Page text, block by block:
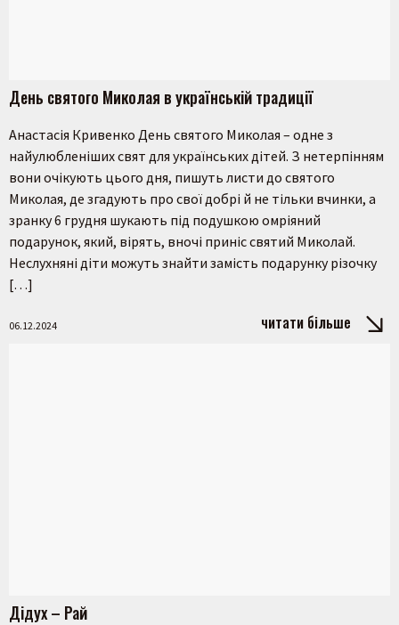
День святого Миколая в українській традиції
Анастасія Кривенко День святого Миколая – одне з
найулюбленіших свят для українських дітей. З нетерпінням
вони очікують цього дня, пишуть листи до святого
Миколая, де згадують про свої добрі й не тільки вчинки, а
зранку 6 грудня шукають під подушкою омріяний
подарунок, який, вірять, вночі приніс святий Миколай.
Неслухняні діти можуть знайти замість подарунку різочку
[…]
06.12.2024 читати більше
Дідух – Рай